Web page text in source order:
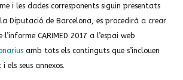
i les dades corresponents siguin presentats
Diputació de Barcelona, es procedirà a crear
CARIMED 2017 a l’espai web
amb tots els continguts que s’inclouen
els seus annexos.